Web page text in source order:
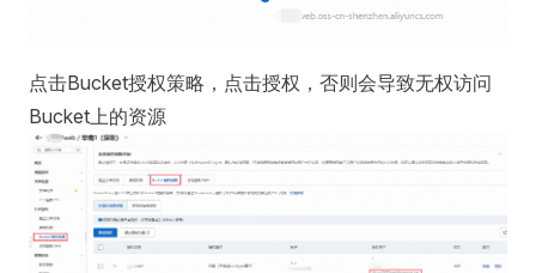
点击Bucket授权策略，点击授权，否则会导致无权访问
Bucket上的资源